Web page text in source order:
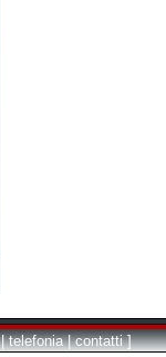
| telefonia | contatti ]